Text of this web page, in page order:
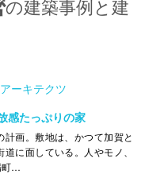
の建築事例と建
ーキテクツ
感たっぷりの家
画。敷地は、かつて加賀と
に面している。人やモノ、
町…